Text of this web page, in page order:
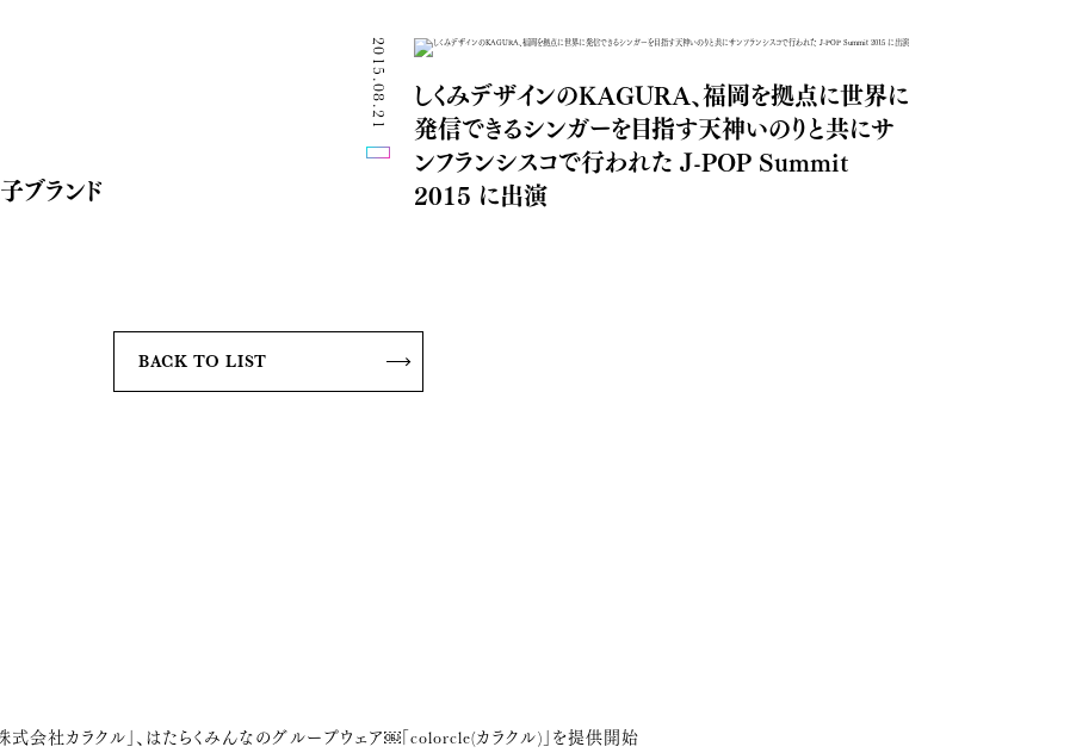
ブランド
しくみデザインのKAGURA、福岡を拠点に世界に
発信できるシンガーを目指す天神いのりと共にサ
ンフランシスコで行われた J-POP Summit
2015 に出演
2015.08.21
BACK TO LIST
会社カラクル」、はたらくみんなのグループウェア￼「colorcle(カラクル)」を提供開始